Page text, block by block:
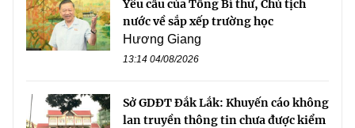
Yêu cầu của Tổng Bí thư, Chủ tịch
nước về sắp xếp trường học
Hương Giang
13:14 04/08/2026
Sở GDĐT Đắk Lắk: Khuyến cáo không
lan truyền thông tin chưa được kiểm